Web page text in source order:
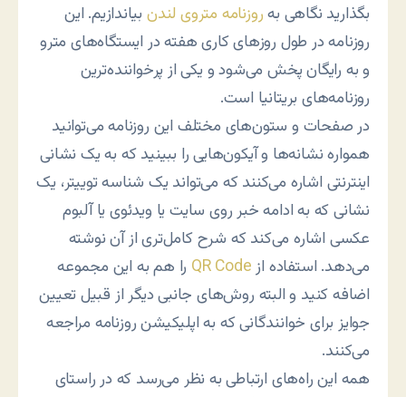
بگذارید نگاهی بهروزنامه متروی لندن بیاندازیم. این
روزنامه در طول روزهای کاری هفته در ایستگاه‌های مترو
و به رایگان پخش می‌شود و یکی از پرخواننده‌ترین
روزنامه‌های بریتانیا است.
در صفحات و ستون‌های مختلف این روزنامه می‌توانید
همواره نشانه‌ها و آیکون‌هایی را ببینید که به یک نشانی
اینترنتی اشاره می‌کنند که می‌تواند یک شناسه توییتر، یک
نشانی که به ادامه خبر روی سایت یا ویدئوی یا آلبوم
عکسی اشاره می‌کند که شرح کامل‌تری از آن نوشته
می‌دهد. استفاده از QR Code را هم به این مجموعه
اضافه کنید و البته روش‌های جانبی دیگر از قبیل تعیین
جوایز برای خوانندگانی که به اپلیکیشن روزنامه مراجعه
می‌کنند.
همه این راه‌های ارتباطی به نظر می‌رسد که در راستای